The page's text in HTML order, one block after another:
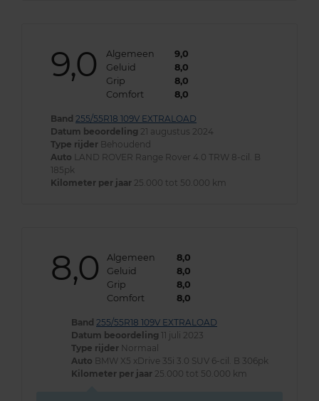
9,0 Algemeen
9,0
Geluid
8,0
Grip
8,0
Comfort
8,0
Band 255/55R18 109V EXTRALOAD
Datum beoordeling 21 augustus 2024
Type rijder Behoudend
Auto
LAND ROVER Range Rover 4.0 TRW 8-cil. B
185pk
Kilometer per jaar 25.000 tot 50.000 km
8,0 Algemeen
8,0
Geluid
8,0
Grip
8,0
Comfort
8,0
Band 255/55R18 109V EXTRALOAD
Datum beoordeling 11 juli 2023
Type rijder Normaal
Auto BMW X5 xDrive 35i 3.0 SUV 6-cil. B 306pk
Kilometer per jaar 25.000 tot 50.000 km